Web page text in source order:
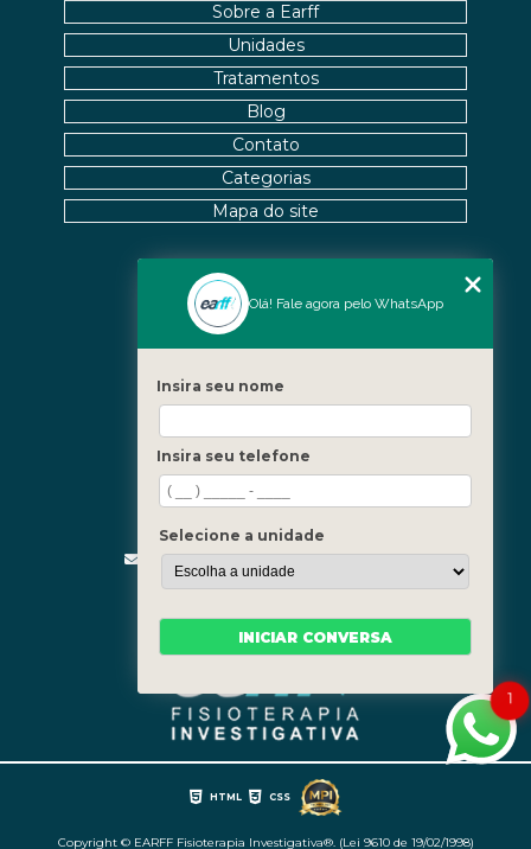
Fale Conosco
(21) 3619-5657
(21) 99390-3850
contato@fisioterapiainvestigativa.com
Segunda a sexta, das 7h às 21h
Nossas Unidades
Barra - Rio de Janeiro
Sobre a Earff
Unidades
Tratamentos
Blog
Contato
Categorias
Mapa do site
Copyright © EARFF Fisioterapia Investigativa®. (Lei 9610 de 19/02/1998)
HTML CSS
1
Olá! Fale agora pelo WhatsApp
Insira seu nome
Insira seu telefone
Selecione a unidade
INICIAR CONVERSA